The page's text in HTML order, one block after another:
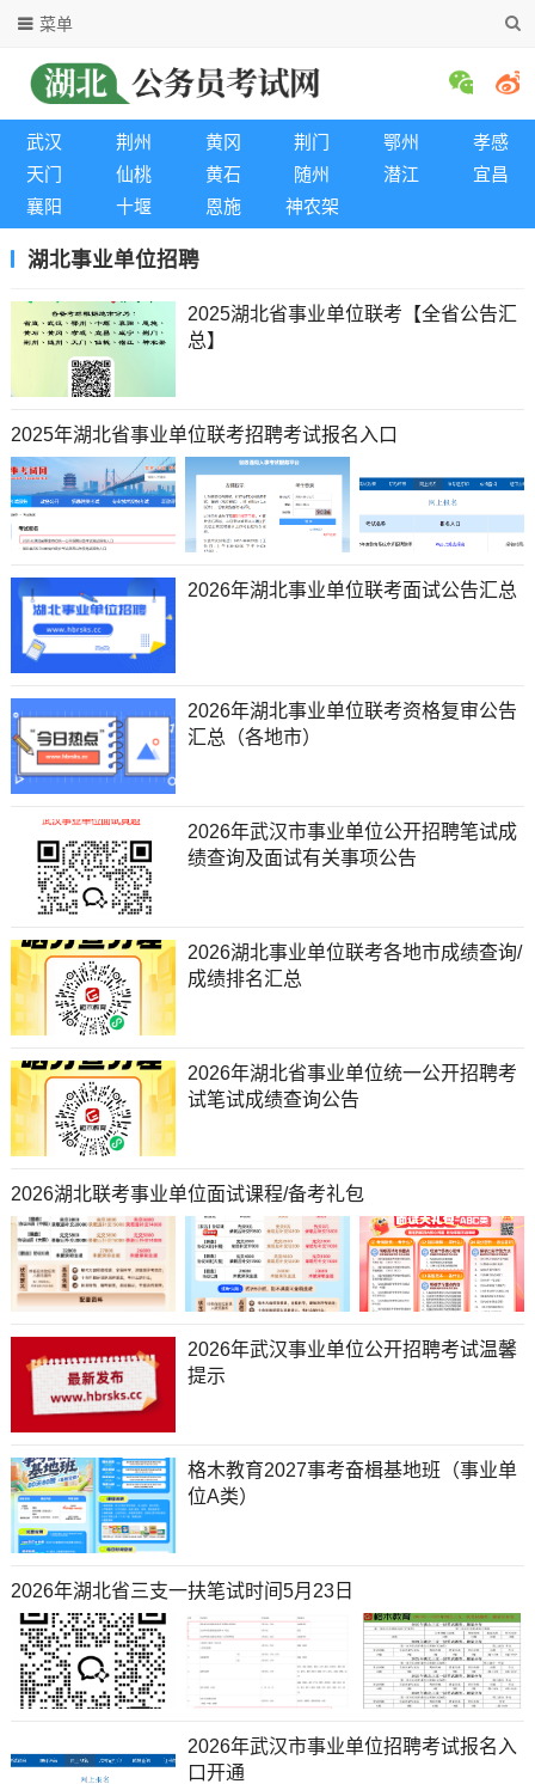
菜单
武汉 荆州 黄冈 荆门 鄂州
孝感
天门
仙桃 黄石 随州 潜江
宜昌
襄阳
十堰 恩施 神农架
湖北事业单位招聘
2025湖北省事业单位联考【全省公告汇
总】
2025年湖北省事业单位联考招聘考试报名入口
2026年湖北事业单位联考面试公告汇总
2026年湖北事业单位联考资格复审公告
汇总（各地市）
2026年武汉市事业单位公开招聘笔试成
绩查询及面试有关事项公告
2026湖北事业单位联考各地市成绩查询/
成绩排名汇总
2026年湖北省事业单位统一公开招聘考
试笔试成绩查询公告
2026湖北联考事业单位面试课程/备考礼包
2026年武汉事业单位公开招聘考试温馨
提示
格木教育2027事考奋楫基地班（事业单
位A类）
2026年湖北省三支一扶笔试时间5月23日
2026年武汉市事业单位招聘考试报名入
口开通